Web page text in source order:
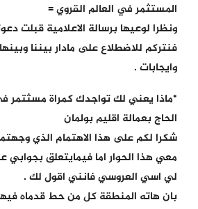
المستثمر في العالم القروي =
ونظرا لوعيها برسالة الاعلامية قبلت
فنتركم للاضطلاع على مادار بيننا
وايجابات .
*ماذا يعني لك تواجدك كمراة
الحاج بعمالة اقليم بولمان
شكرا لكم على هذا الاهتمام الذي
معي هذا الحوار اما فيمايتعلق بجوابي
لي اسي العروسي فانني اقول لك .
بان هاته المنطقة كل من حط قدماه فيها